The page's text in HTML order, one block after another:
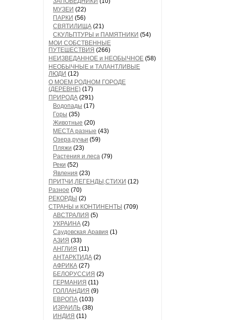
МУЗЕИ (22)
ПАРКИ (56)
СВЯТИЛИЩА (21)
СКУЛЬПТУРЫ и ПАМЯТНИКИ (54)
МОИ СОБСТВЕННЫЕ
ПУТЕШЕСТВИЯ (266)
НЕИЗВЕДАННОЕ и НЕОБЫЧНОЕ (58)
НЕОБЫЧНЫЕ и ТАЛАНТЛИВЫЕ
ЛЮДИ (12)
О МОЕМ РОДНОМ ГОРОДЕ
(ДЕРЕВНЕ) (17)
ПРИРОДА (291)
Водопады (17)
Горы (35)
Животные (20)
МЕСТА разные (43)
Озера,ручьи (59)
Пляжи (23)
Растения и леса (79)
Реки (52)
Явления (23)
ПРИТЧИ,ЛЕГЕНДЫ,СТИХИ (12)
Разное (70)
РЕКОРДЫ (2)
СТРАНЫ и КОНТИНЕНТЫ (709)
АВСТРАЛИЯ (5)
УКРАИНА (2)
Саудовская Аравия (1)
АЗИЯ (33)
АНГЛИЯ (11)
АНТАРКТИДА (2)
АФРИКА (27)
БЕЛОРУССИЯ (2)
ГЕРМАНИЯ (11)
ГОЛЛАНДИЯ (9)
ЕВРОПА (103)
ИЗРАИЛЬ (38)
ИНДИЯ (11)